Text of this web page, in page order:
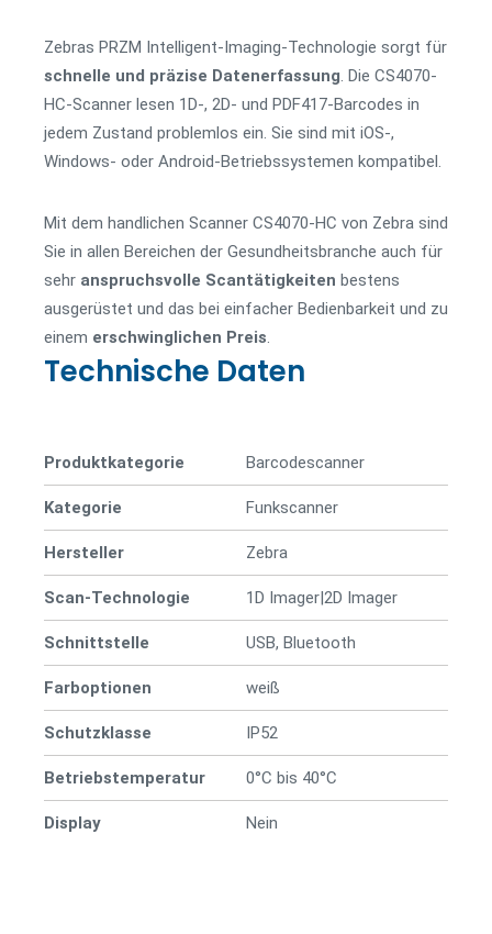
Zebras PRZM Intelligent-Imaging-Technologie sorgt für
schnelle und präzise Datenerfassung. Die CS4070-
HC-Scanner lesen 1D-, 2D- und PDF417-Barcodes in
jedem Zustand problemlos ein. Sie sind mit iOS-,
Windows- oder Android-Betriebssystemen kompatibel.
Mit dem handlichen Scanner CS4070-HC von Zebra sind
Sie in allen Bereichen der Gesundheitsbranche auch für
sehr anspruchsvolle Scantätigkeiten bestens
ausgerüstet und das bei einfacher Bedienbarkeit und zu
einem erschwinglichen Preis.
Technische Daten
Produktkategorie Barcode­­scanner
Kategorie Funkscanner
Hersteller Zebra
Scan-Technologie 1D Imager|2D Imager
Schnittstelle USB, Bluetooth
Farboptionen weiß
Schutzklasse IP52
Betriebstemperatur 0°C bis 40°C
Display Nein